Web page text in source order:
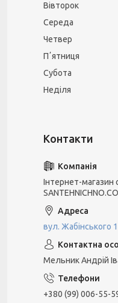
Вівторок
Середа
Четвер
Пʼятниця
Субота
Неділя
Інтернет-магазин
вул. Жабінського
Мельник Андрій
+380 (99) 006-55-